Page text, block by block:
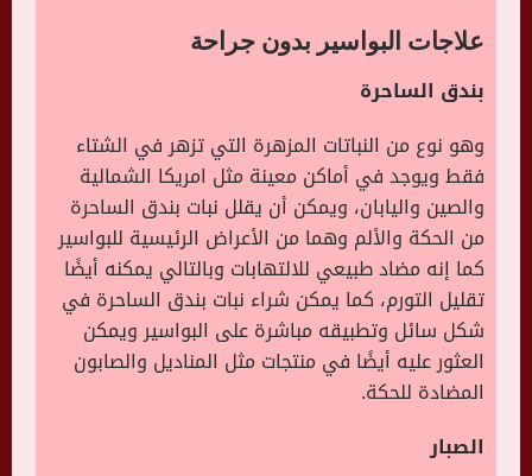
علاجات البواسير بدون جراحة
بندق الساحرة
وهو نوع من النباتات المزهرة التي تزهر في الشتاء
فقط ويوجد في أماكن معينة مثل امريكا الشمالية
والصين واليابان، ويمكن أن يقلل نبات بندق الساحرة
من الحكة والألم وهما من الأعراض الرئيسية للبواسير
كما إنه مضاد طبيعي للالتهابات وبالتالي يمكنه أيضًا
تقليل التورم، كما يمكن شراء نبات بندق الساحرة في
شكل سائل وتطبيقه مباشرة على البواسير ويمكن
العثور عليه أيضًا في منتجات مثل المناديل والصابون
المضادة للحكة.
الصبار